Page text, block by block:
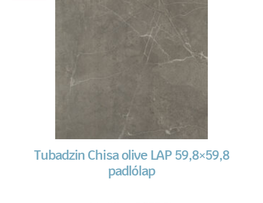
Tubadzin Chisa olive LAP 59,8×59,8
padlólap